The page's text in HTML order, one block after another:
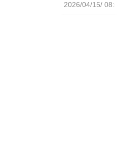
2026/04/15/